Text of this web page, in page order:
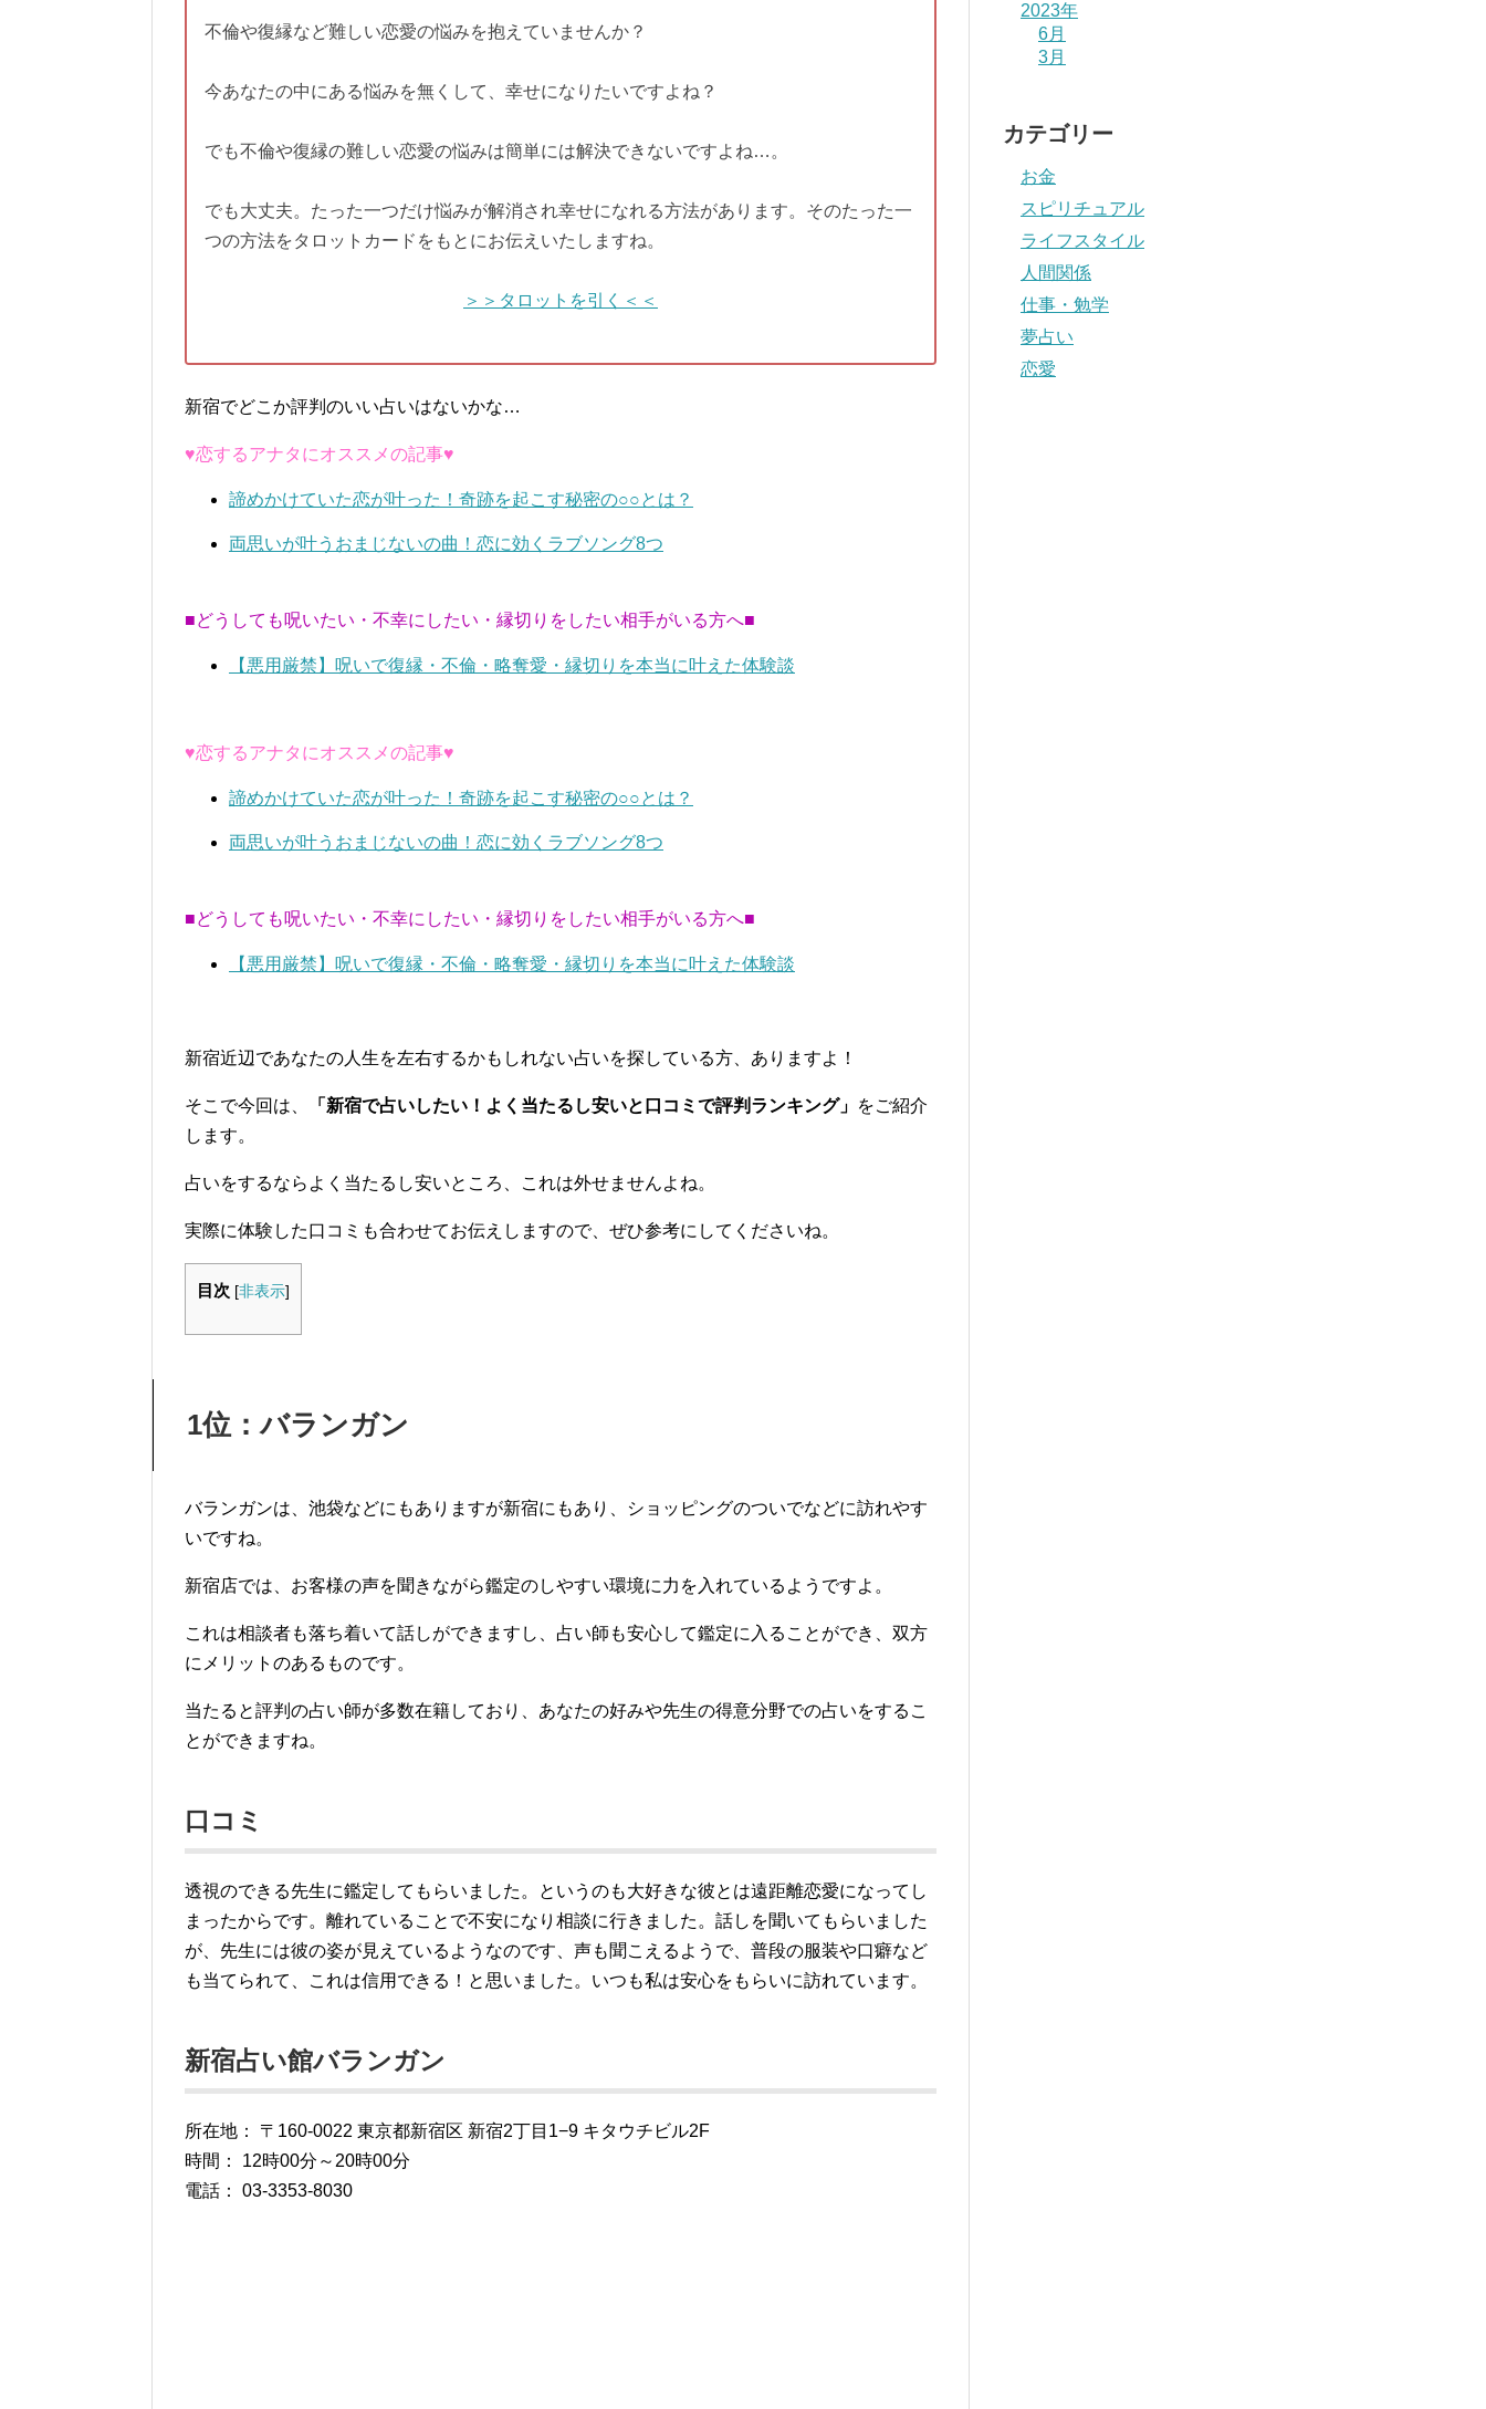
不倫や復縁など難しい恋愛の悩みを抱えていませんか？
今あなたの中にある悩みを無くして、幸せになりたいですよね？
でも不倫や復縁の難しい恋愛の悩みは簡単には解決できないですよね…。
でも大丈夫。たった一つだけ悩みが解消され幸せになれる方法があります。そのたった一
つの方法をタロットカードをもとにお伝えいたしますね。
＞＞タロットを引く＜＜
新宿でどこか評判のいい占いはないかな…
♥恋するアナタにオススメの記事♥
諦めかけていた恋が叶った！奇跡を起こす秘密の○○とは？
両思いが叶うおまじないの曲！恋に効くラブソング8つ
■どうしても呪いたい・不幸にしたい・縁切りをしたい相手がいる方へ■
【悪用厳禁】呪いで復縁・不倫・略奪愛・縁切りを本当に叶えた体験談
♥恋するアナタにオススメの記事♥
諦めかけていた恋が叶った！奇跡を起こす秘密の○○とは？
両思いが叶うおまじないの曲！恋に効くラブソング8つ
■どうしても呪いたい・不幸にしたい・縁切りをしたい相手がいる方へ■
【悪用厳禁】呪いで復縁・不倫・略奪愛・縁切りを本当に叶えた体験談
新宿近辺であなたの人生を左右するかもしれない占いを探している方、ありますよ！
そこで今回は、 「新宿で占いしたい！よく当たるし安いと口コミで評判ランキング」 をご紹介
します。
占いをするならよく当たるし安いところ、これは外せませんよね。
実際に体験した口コミも合わせてお伝えしますので、ぜひ参考にしてくださいね。
目次 [非表示]
1位：バランガン
バランガンは、池袋などにもありますが新宿にもあり、ショッピングのついでなどに訪れやす
いですね。
新宿店では、お客様の声を聞きながら鑑定のしやすい環境に力を入れているようですよ。
これは相談者も落ち着いて話しができますし、占い師も安心して鑑定に入ることができ、双方
にメリットのあるものです。
当たると評判の占い師が多数在籍しており、あなたの好みや先生の得意分野での占いをするこ
とができますね。
口コミ
透視のできる先生に鑑定してもらいました。というのも大好きな彼とは遠距離恋愛になってし
まったからです。離れていることで不安になり相談に行きました。話しを聞いてもらいました
が、先生には彼の姿が見えているようなのです、声も聞こえるようで、普段の服装や口癖など
も当てられて、これは信用できる！と思いました。いつも私は安心をもらいに訪れています。
新宿占い館バランガン
所在地： 〒160-0022 東京都新宿区 新宿2丁目1−9 キタウチビル2F
時間： 12時00分～20時00分
電話： 03-3353-8030
2023年
6月
3月
カテゴリー
お金
スピリチュアル
ライフスタイル
人間関係
仕事・勉学
夢占い
恋愛